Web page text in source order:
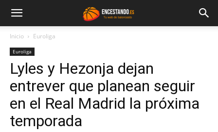
Inicio Euroliga
Euroliga
Lyles y Hezonja dejan
entrever que planean seguir
en el Real Madrid la próxima
temporada